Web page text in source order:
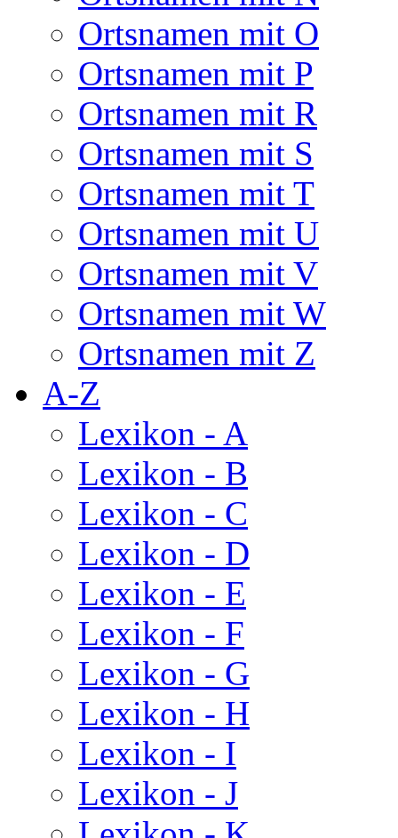
Ortsnamen mit O
Ortsnamen mit P
Ortsnamen mit R
Ortsnamen mit S
Ortsnamen mit T
Ortsnamen mit U
Ortsnamen mit V
Ortsnamen mit W
Ortsnamen mit Z
A-Z
Lexikon - A
Lexikon - B
Lexikon - C
Lexikon - D
Lexikon - E
Lexikon - F
Lexikon - G
Lexikon - H
Lexikon - I
Lexikon - J